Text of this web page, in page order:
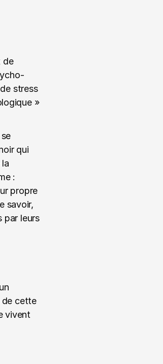
de
stress
»
qui
:
propre
savoir,
par leurs
de cette
vivent